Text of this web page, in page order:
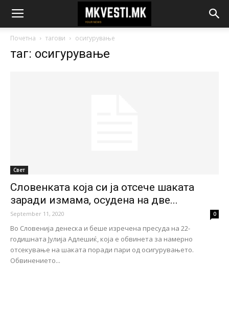
Почетна тагови осигурување
таг: осигурување
Свет
Словенката која си ја отсече шаката
заради измама, осудена на две...
September 11, 2020 0
Во Словенија денеска и беше изречена пресуда на 22-
годишната Јулија Адлешиќ, која е обвинета за намерно
отсекување на шаката поради пари од осигурувањето.
Обвинението...